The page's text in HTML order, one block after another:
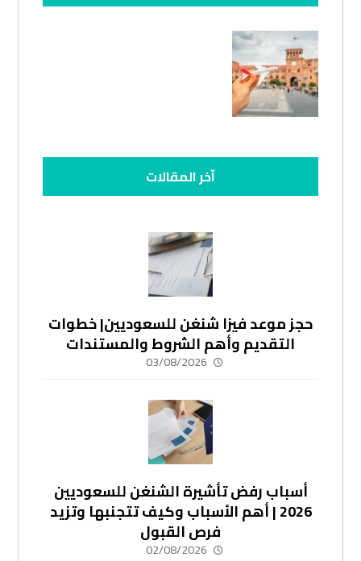
آخر المقالات
حجز موعد فيزا شنغن للسعوديين| خطوات
التقديم وأهم الشروط والمستندات
03/08/2026
أسباب رفض تأشيرة الشنغن للسعوديين
2026 | أهم الأسباب وكيف تتجنبها وتزيد
فرص القبول
02/08/2026